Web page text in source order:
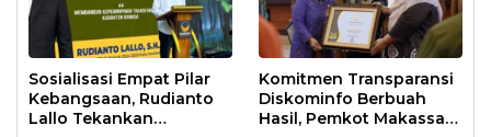
Sosialisasi Empat Pilar
Kebangsaan, Rudianto
Lallo Tekankan
Komitmen Transparansi
Diskominfo Berbuah
Hasil, Pemkot Makassar